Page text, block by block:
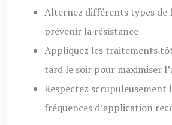
Alternez différents types de
prévenir la résistance
Appliquez les traitements
tard le soir pour maximiser
Respectez scrupuleusement
fréquences d’application